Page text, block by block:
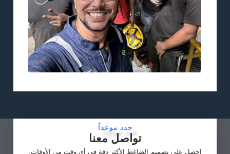
حدد موعداً
تواصل معنا
احصل على تصميم الضاغط الأكثر دقة في أي وقت من الأوقات.